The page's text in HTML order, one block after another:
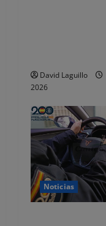
t
r
a
d
a
David Laguillo
2026
Noticias